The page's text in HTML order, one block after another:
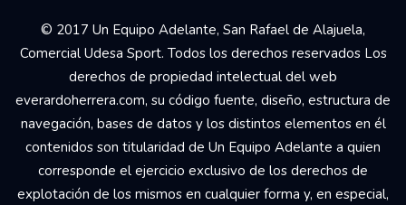
© 2017 Un Equipo Adelante, San Rafael de Alajuela,
Comercial Udesa Sport. Todos los derechos reservados Los
derechos de propiedad intelectual del web
everardoherrera.com, su código fuente, diseño, estructura de
navegación, bases de datos y los distintos elementos en él
contenidos son titularidad de Un Equipo Adelante a quien
corresponde el ejercicio exclusivo de los derechos de
explotación de los mismos en cualquier forma y, en especial,